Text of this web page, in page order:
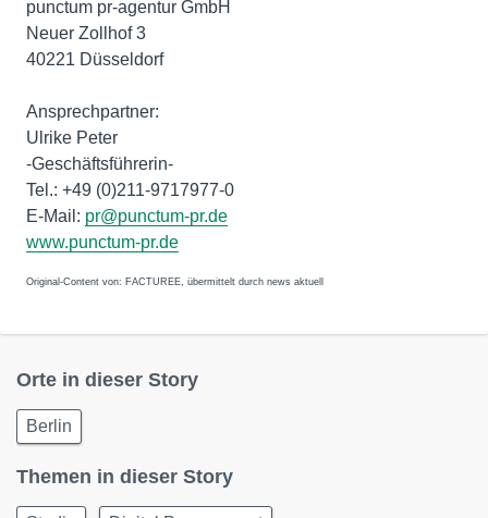
punctum pr-agentur GmbH
Neuer Zollhof 3
40221 Düsseldorf
Ansprechpartner:
Ulrike Peter
-Geschäftsführerin-
Tel.: +49 (0)211-9717977-0
E-Mail: pr@punctum-pr.de
www.punctum-pr.de
Original-Content von: FACTUREE, übermittelt durch news aktuell
Orte in dieser Story
Berlin
Themen in dieser Story